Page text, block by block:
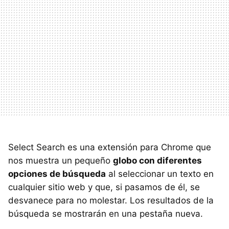
Select Search es una extensión para Chrome que
nos muestra un pequeño globo con diferentes
opciones de búsqueda al seleccionar un texto en
cualquier sitio web y que, si pasamos de él, se
desvanece para no molestar. Los resultados de la
búsqueda se mostrarán en una pestaña nueva.